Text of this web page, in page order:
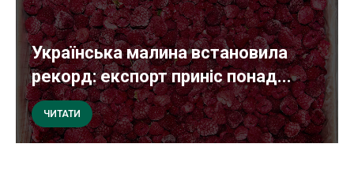
Українська малина встановила
рекорд: експорт приніс понад...
ЧИТАТИ